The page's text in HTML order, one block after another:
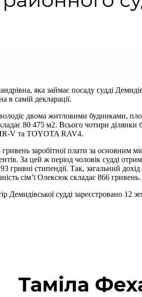
яка займає посаду судді
в самій декларації.
володіє двома житловими будинками,
80 475 м2. Всього чотири ділянки
V та TOYOTA RAV4.
заробітної плати за основним
За цей ж період чоловік судді
гривні стипендії. Так, загальний
сім’ї Олексюк складає 866 гривень.
Демидівської судді зареєстровано